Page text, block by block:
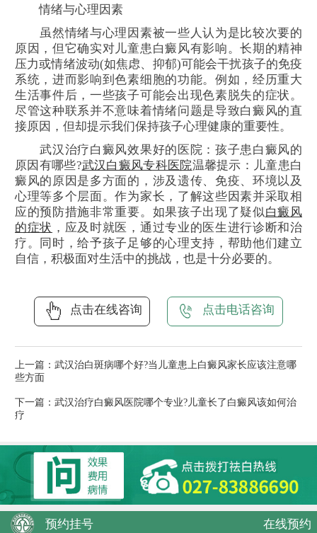
情绪与心理因素
虽然情绪与心理因素被一些人认为是比较次要的
原因，但它确实对儿童患白癜风有影响。长期的精神
压力或情绪波动(如焦虑、抑郁)可能会干扰孩子的免疫
系统，进而影响到色素细胞的功能。例如，经历重大
生活事件后，一些孩子可能会出现色素脱失的症状。
尽管这种联系并不意味着情绪问题是导致白癜风的直
接原因，但却提示我们保持孩子心理健康的重要性。
武汉治疗白癜风效果好的医院：孩子患白癜风的
原因有哪些?武汉白癜风专科医院温馨提示：儿童患白
癜风的原因是多方面的，涉及遗传、免疫、环境以及
心理等多个层面。作为家长，了解这些因素并采取相
应的预防措施非常重要。如果孩子出现了疑似白癜风
的症状 ，应及时就医，通过专业的医生进行诊断和治
疗。同时，给予孩子足够的心理支持，帮助他们建立
自信，积极面对生活中的挑战，也是十分必要的。
点击在线咨询 点击电话咨询
上一篇： 武汉治白斑病哪个好?当儿童患上白癜风家长应该注意哪
些方面
下一篇： 武汉治疗白癜风医院哪个专业?儿童长了白癜风该如何治
疗
预约挂号 在线预约